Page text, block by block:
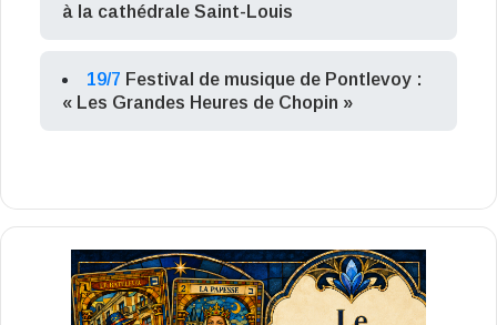
à la cathédrale Saint-Louis
19/7 Festival de musique de Pontlevoy :
« Les Grandes Heures de Chopin »